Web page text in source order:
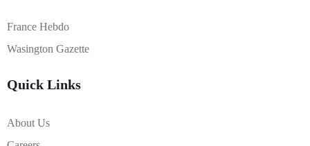
France Hebdo
Wasington Gazette
Quick Links
About Us